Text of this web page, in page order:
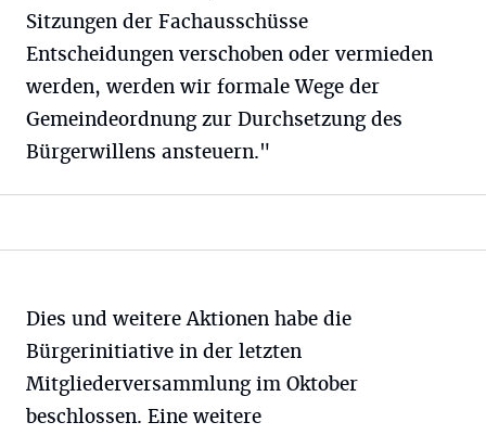
Sitzungen der Fachausschüsse
Entscheidungen verschoben oder vermieden
werden, werden wir formale Wege der
Gemeindeordnung zur Durchsetzung des
Bürgerwillens ansteuern."
Dies und weitere Aktionen habe die
Bürgerinitiative in der letzten
Mitgliederversammlung im Oktober
beschlossen. Eine weitere